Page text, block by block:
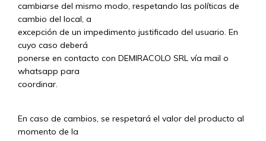
cambiarse del mismo modo, respetando las políticas de
cambio del local, a
excepción de un impedimento justificado del usuario. En
cuyo caso deberá
ponerse en contacto con DEMIRACOLO SRL vía mail o
whatsapp para
coordinar.
En caso de cambios, se respetará el valor del producto al
momento de la